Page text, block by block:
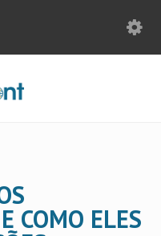
COMO ELES